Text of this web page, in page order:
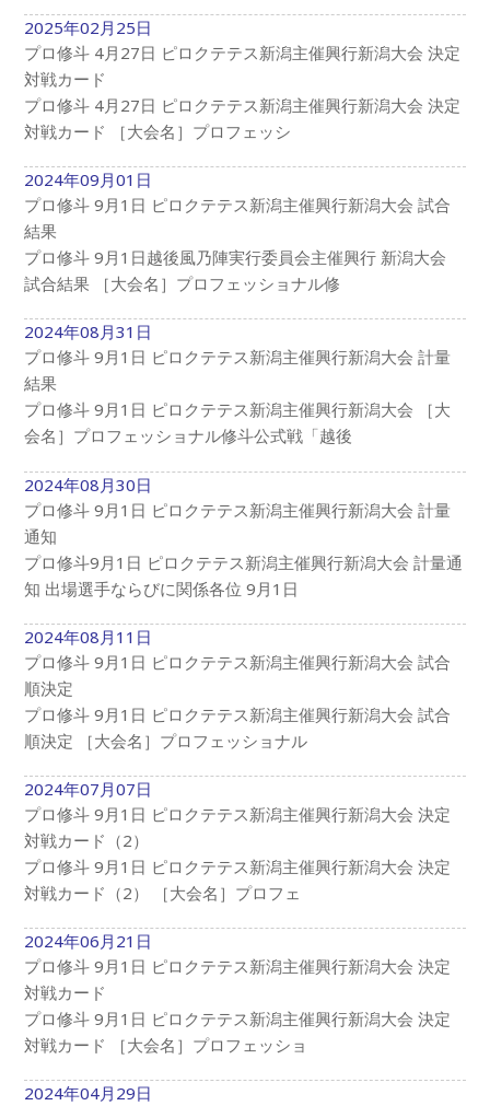
2025年02月25日
プロ修斗 4月27日 ピロクテテス新潟主催興行新潟大会 決定
対戦カード
プロ修斗 4月27日 ピロクテテス新潟主催興行新潟大会 決定
対戦カード ［大会名］プロフェッシ
2024年09月01日
プロ修斗 9月1日 ピロクテテス新潟主催興行新潟大会 試合
結果
プロ修斗 9月1日越後風乃陣実行委員会主催興行 新潟大会
試合結果 ［大会名］プロフェッショナル修
2024年08月31日
プロ修斗 9月1日 ピロクテテス新潟主催興行新潟大会 計量
結果
プロ修斗 9月1日 ピロクテテス新潟主催興行新潟大会 ［大
会名］プロフェッショナル修斗公式戦「越後
2024年08月30日
プロ修斗 9月1日 ピロクテテス新潟主催興行新潟大会 計量
通知
プロ修斗9月1日 ピロクテテス新潟主催興行新潟大会 計量通
知 出場選手ならびに関係各位 9月1日
2024年08月11日
プロ修斗 9月1日 ピロクテテス新潟主催興行新潟大会 試合
順決定
プロ修斗 9月1日 ピロクテテス新潟主催興行新潟大会 試合
順決定 ［大会名］プロフェッショナル
2024年07月07日
プロ修斗 9月1日 ピロクテテス新潟主催興行新潟大会 決定
対戦カード（2）
プロ修斗 9月1日 ピロクテテス新潟主催興行新潟大会 決定
対戦カード（2） ［大会名］プロフェ
2024年06月21日
プロ修斗 9月1日 ピロクテテス新潟主催興行新潟大会 決定
対戦カード
プロ修斗 9月1日 ピロクテテス新潟主催興行新潟大会 決定
対戦カード ［大会名］プロフェッショ
2024年04月29日